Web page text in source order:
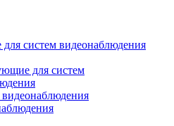
систем видеонаблюдения
для систем
видеонаблюдения